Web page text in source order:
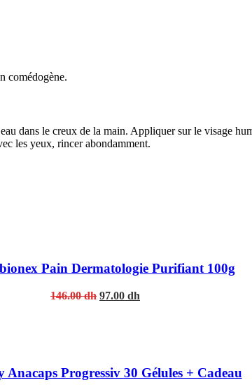
comédogène.
dans le creux de la main. Appliquer sur le visage
les yeux, rincer abondamment.
Pain Dermatologie Purifiant 100g
146.00dh Original
97.00 dh
Anacaps Progressiv 30 Gélules + Cadeau